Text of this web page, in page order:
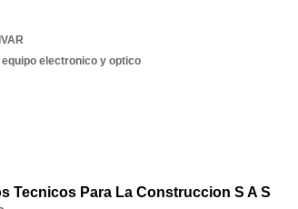
electronico y optico
Tecnicos Para La Construccion S A S